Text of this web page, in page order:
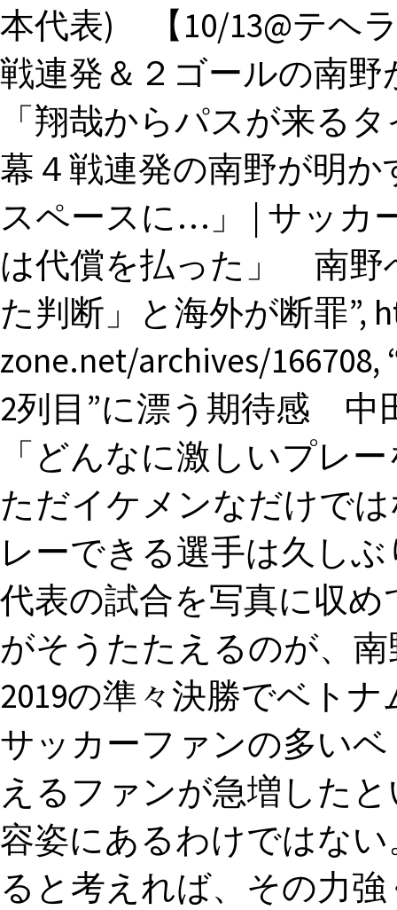
本代表) 【10/13@テヘ
戦連発＆２ゴールの南
「翔哉からパスが来る
幕４戦連発の南野が明
スペースに…」 | サッカ
は代償を払った」 南野
た判断」と海外が断罪”,
zone.net/archives/
2列目”に漂う期待感 中
「どんなに激しいプレ
ただイケメンなだけで
レーできる選手は久し
代表の試合を写真に収
がそうたたえるのが、
2019の準々決勝でベト
サッカーファンの多い
えるファンが急増した
容姿にあるわけではな
ると考えれば、その力